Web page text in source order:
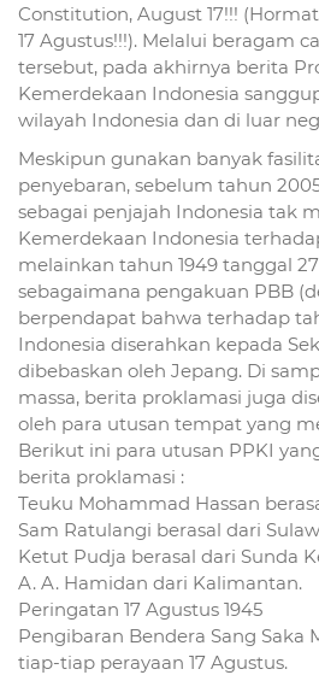
Constitution, August 17!!!
17 Agustus!!!). Melalui beragam
tersebut, pada akhirnya berita
Kemerdekaan Indonesia
wilayah Indonesia dan di luar
Meskipun gunakan banyak
penyebaran, sebelum tahun
sebagai penjajah Indonesia tak
Kemerdekaan Indonesia
melainkan tahun 1949 tanggal
sebagaimana pengakuan PBB
berpendapat bahwa terhadap
Indonesia diserahkan kepada
dibebaskan oleh Jepang. Di
massa, berita proklamasi juga
oleh para utusan tempat yang
Berikut ini para utusan PPKI
berita proklamasi :
Teuku Mohammad Hassan
Sam Ratulangi berasal dari
Ketut Pudja berasal dari Sunda
A. A. Hamidan dari Kalimantan.
Peringatan 17 Agustus 1945
Pengibaran Bendera Sang Saka
tiap-tiap perayaan 17 Agustus.